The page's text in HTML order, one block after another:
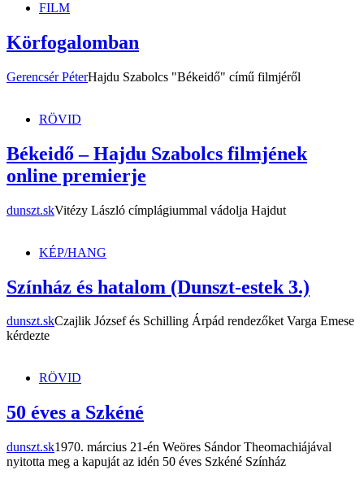
FILM
Körfogalomban
Gerencsér PéterHajdu Szabolcs "Békeidő" című filmjéről
RÖVID
Békeidő – Hajdu Szabolcs filmjének
online premierje
dunszt.skVitézy László címplágiummal vádolja Hajdut
KÉP/HANG
Színház és hatalom (Dunszt-estek 3.)
dunszt.skCzajlik József és Schilling Árpád rendezőket Varga Emese
kérdezte
RÖVID
50 éves a Szkéné
dunszt.sk1970. március 21-én Weöres Sándor Theomachiájával
nyitotta meg a kapuját az idén 50 éves Szkéné Színház